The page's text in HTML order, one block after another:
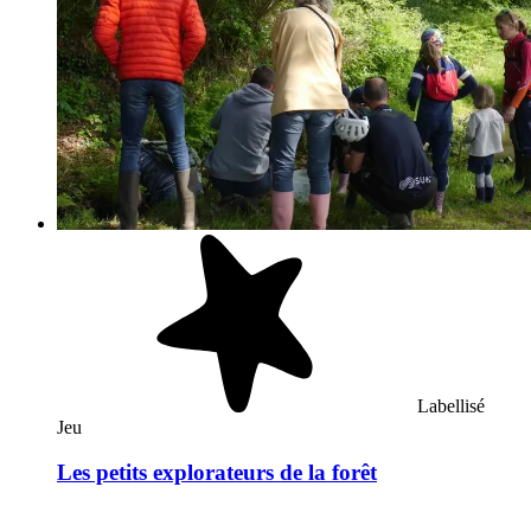
Labellisé
Jeu
Les petits explorateurs de la forêt